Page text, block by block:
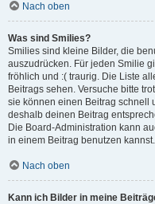
Nach oben
Was sind Smilies?
Smilies sind kleine Bilder, die
auszudrücken. Für jeden Smilie
fröhlich und :( traurig. Die Liste
Beitrags sehen. Versuche bitte
sie können einen Beitrag schnell
deshalb deinen Beitrag
Die Board-Administration kann
in einem Beitrag benutzen kannst.
Nach oben
Kann ich Bilder in meine